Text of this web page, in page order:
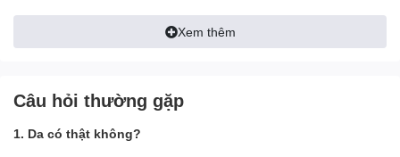
Da cá sấu là một trong những sản phẩm đắt đỏ bậc nhất hiện
nay. Dẫn đầu trong số 5 nguyên liệu được sử dụng làm sản phẩm
Việc sở hữu cho mình một thắt lưng làm từ da cá thật sẽ
bạn trở nên thật sang trọng và đẳng cấp
Xem thêm
Câu hỏi thường gặp
1. Da có thật không?